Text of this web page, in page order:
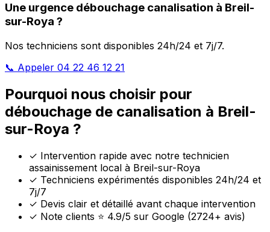
Une urgence débouchage canalisation à Breil-
sur-Roya ?
Nos techniciens sont disponibles 24h/24 et 7j/7.
📞 Appeler 04 22 46 12 21
Pourquoi nous choisir pour
débouchage de canalisation à Breil-
sur-Roya ?
✓ Intervention rapide avec notre technicien
assainissement local à Breil-sur-Roya
✓ Techniciens expérimentés disponibles 24h/24 et
7j/7
✓ Devis clair et détaillé avant chaque intervention
✓ Note clients ⭐ 4.9/5 sur Google (2724+ avis)